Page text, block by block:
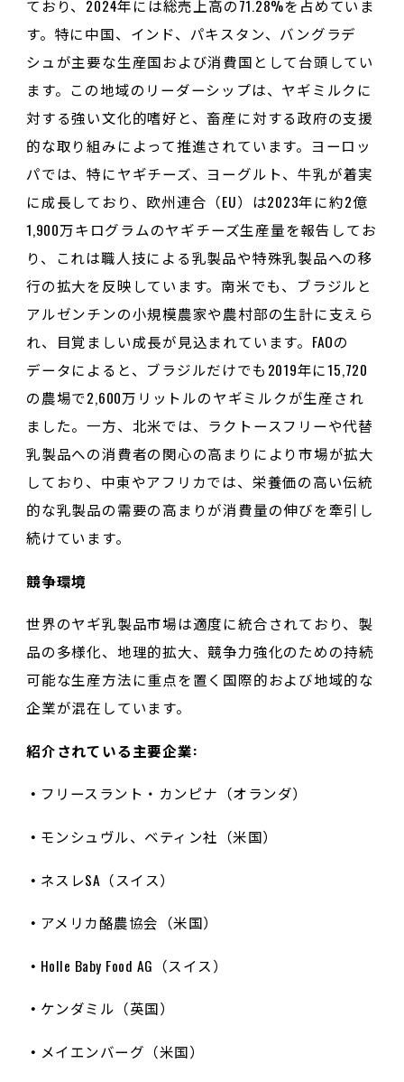
ており、2024年には総売上高の71.28%を占めていま
す。特に中国、インド、パキスタン、バングラデ
シュが主要な生産国および消費国として台頭してい
ます。この地域のリーダーシップは、ヤギミルクに
対する強い文化的嗜好と、畜産に対する政府の支援
的な取り組みによって推進されています。ヨーロッ
パでは、特にヤギチーズ、ヨーグルト、牛乳が着実
に成長しており、欧州連合（EU）は2023年に約2億
1,900万キログラムのヤギチーズ生産量を報告してお
り、これは職人技による乳製品や特殊乳製品への移
行の拡大を反映しています。南米でも、ブラジルと
アルゼンチンの小規模農家や農村部の生計に支えら
れ、目覚ましい成長が見込まれています。FAOの
データによると、ブラジルだけでも2019年に15,720
の農場で2,600万リットルのヤギミルクが生産され
ました。一方、北米では、ラクトースフリーや代替
乳製品への消費者の関心の高まりにより市場が拡大
しており、中東やアフリカでは、栄養価の高い伝統
的な乳製品の需要の高まりが消費量の伸びを牽引し
続けています。
競争環境
世界のヤギ乳製品市場は適度に統合されており、製
品の多様化、地理的拡大、競争力強化のための持続
可能な生産方法に重点を置く国際的および地域的な
企業が混在しています。
紹介されている主要企業:
フリースラント・カンピナ（オランダ）
モンシュヴル、ベティン社（米国）
ネスレSA（スイス）
アメリカ酪農協会（米国）
Holle Baby Food AG（スイス）
ケンダミル（英国）
メイエンバーグ（米国）